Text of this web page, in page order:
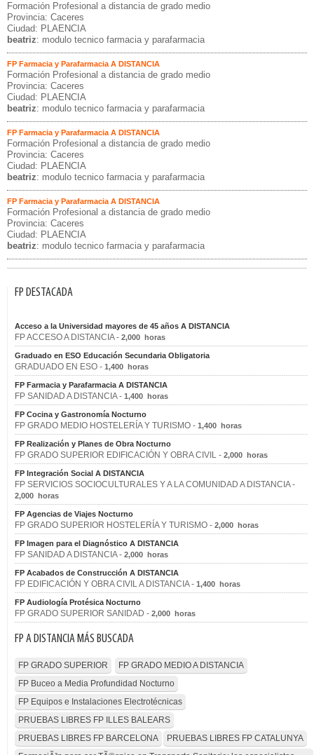
Formación Profesional a distancia de grado medio
Provincia: Caceres
Ciudad: PLAENCIA
beatriz: modulo tecnico farmacia y parafarmacia
FP Farmacia y Parafarmacia A DISTANCIA
Formación Profesional a distancia de grado medio
Provincia: Caceres
Ciudad: PLAENCIA
beatriz: modulo tecnico farmacia y parafarmacia
FP Farmacia y Parafarmacia A DISTANCIA
Formación Profesional a distancia de grado medio
Provincia: Caceres
Ciudad: PLAENCIA
beatriz: modulo tecnico farmacia y parafarmacia
FP Farmacia y Parafarmacia A DISTANCIA
Formación Profesional a distancia de grado medio
Provincia: Caceres
Ciudad: PLAENCIA
beatriz: modulo tecnico farmacia y parafarmacia
FP DESTACADA
Acceso a la Universidad mayores de 45 años A DISTANCIA
FP ACCESO A DISTANCIA - 2,000 horas
Graduado en ESO Educación Secundaria Obligatoria
GRADUADO EN ESO - 1,400 horas
FP Farmacia y Parafarmacia A DISTANCIA
FP SANIDAD A DISTANCIA - 1,400 horas
FP Cocina y Gastronomía Nocturno
FP GRADO MEDIO HOSTELERÍA Y TURISMO - 1,400 horas
FP Realización y Planes de Obra Nocturno
FP GRADO SUPERIOR EDIFICACIÓN Y OBRA CIVIL - 2,000 horas
FP Integración Social A DISTANCIA
FP SERVICIOS SOCIOCULTURALES Y A LA COMUNIDAD A DISTANCIA -
2,000 horas
FP Agencias de Viajes Nocturno
FP GRADO SUPERIOR HOSTELERÍA Y TURISMO - 2,000 horas
FP Imagen para el Diagnóstico A DISTANCIA
FP SANIDAD A DISTANCIA - 2,000 horas
FP Acabados de Construcción A DISTANCIA
FP EDIFICACIÓN Y OBRA CIVIL A DISTANCIA - 1,400 horas
FP Audiología Protésica Nocturno
FP GRADO SUPERIOR SANIDAD - 2,000 horas
FP A DISTANCIA MÁS BUSCADA
FP GRADO SUPERIOR
FP GRADO MEDIO A DISTANCIA
FP Buceo a Media Profundidad Nocturno
FP Equipos e Instalaciones Electrotécnicas
PRUEBAS LIBRES FP ILLES BALEARS
PRUEBAS LIBRES FP BARCELONA
PRUEBAS LIBRES FP CATALUNYA